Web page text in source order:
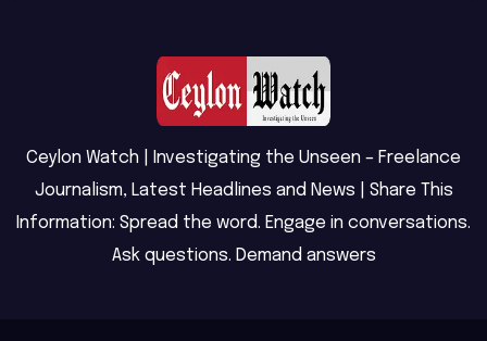
Ceylon Watch | Investigating the Unseen – Freelance
Journalism, Latest Headlines and News | Share This
Information: Spread the word. Engage in conversations.
Ask questions. Demand answers